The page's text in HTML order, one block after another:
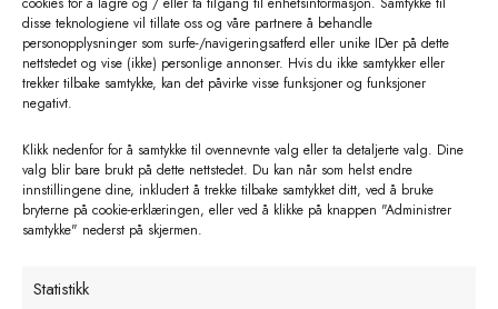
disse teknologiene vil tillate oss og våre partnere å behandle
personopplysninger som surfe-/navigeringsatferd eller unike IDer på dette
nettstedet og vise (ikke) personlige annonser. Hvis du ikke samtykker eller
trekker tilbake samtykke, kan det påvirke visse funksjoner og funksjoner
negativt.
Klikk nedenfor for å samtykke til ovennevnte valg eller ta detaljerte valg. Dine
valg blir bare brukt på dette nettstedet. Du kan når som helst endre
innstillingene dine, inkludert å trekke tilbake samtykket ditt, ved å bruke
bryterne på cookie-erklæringen, eller ved å klikke på knappen "Administrer
samtykke" nederst på skjermen.
Statistikk